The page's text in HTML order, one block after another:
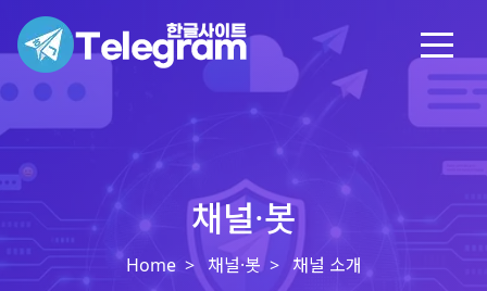
채널·봇
Home 채널·봇 채널 소개